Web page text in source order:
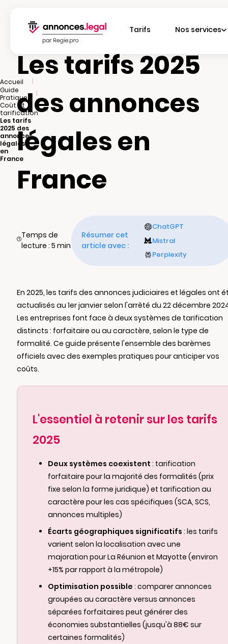
Tarifs Nos services
Accueil
|
Guide
Pratique
|
Coût et
tarification
|
Les tarifs
2025 des
annonces
légales
en
France
Les tarifs 2025
des annonces
légales en
France
Temps de
lecture : 5 min
Résumer cet
article avec :
ChatGPT
Mistral
Perplexity
En 2025, les tarifs des annonces judiciaires et légales ont
actualisés au 1er janvier selon l'arrêté du 22 décembre
Les entreprises font face à deux systèmes de tarification
distincts : forfaitaire ou au caractère, selon le type de
formalité. Ce guide présente l'ensemble des barèmes
officiels avec des exemples pratiques pour anticiper vos
coûts.
L'essentiel à retenir sur les tarifs
2025
Deux systèmes coexistent : tarification
forfaitaire pour la majorité des formalités (prix
fixe selon la forme juridique) et tarification au
caractère pour les cas spécifiques (SCA, SCS,
annonces multiples)
Écarts géographiques significatifs : les tarifs
varient selon la localisation avec une
majoration pour La Réunion et Mayotte (environ
+15% par rapport à la métropole)
Optimisation possible : comparer annonces
groupées au caractère versus annonces
séparées forfaitaires peut générer des
économies substantielles (jusqu'à 88€ sur
certaines formalités)